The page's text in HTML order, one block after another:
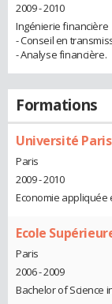
2009 - 2010
Ingénierie financière
- Conseil en
- Analyse financière.
Formations
Université
Paris
2009 - 2010
Economie appliquée
Ecole
Paris
2006 - 2009
Bachelor of Science